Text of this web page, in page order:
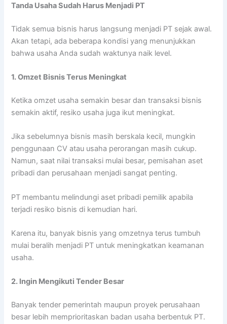
Tanda Usaha Sudah Harus Menjadi PT
Tidak semua bisnis harus langsung menjadi PT sejak awal.
Akan tetapi, ada beberapa kondisi yang menunjukkan
bahwa usaha Anda sudah waktunya naik level.
1. Omzet Bisnis Terus Meningkat
Ketika omzet usaha semakin besar dan transaksi bisnis
semakin aktif, resiko usaha juga ikut meningkat.
Jika sebelumnya bisnis masih berskala kecil, mungkin
penggunaan CV atau usaha perorangan masih cukup.
Namun, saat nilai transaksi mulai besar, pemisahan aset
pribadi dan perusahaan menjadi sangat penting.
PT membantu melindungi aset pribadi pemilik apabila
terjadi resiko bisnis di kemudian hari.
Karena itu, banyak bisnis yang omzetnya terus tumbuh
mulai beralih menjadi PT untuk meningkatkan keamanan
usaha.
2. Ingin Mengikuti Tender Besar
Banyak tender pemerintah maupun proyek perusahaan
besar lebih memprioritaskan badan usaha berbentuk PT.